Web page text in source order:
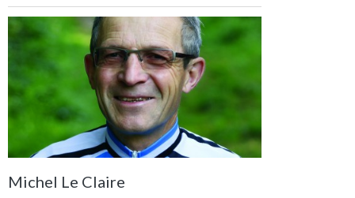
Michel Le Claire